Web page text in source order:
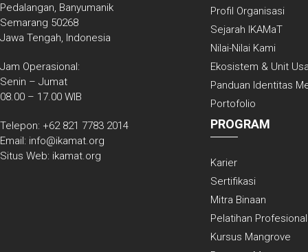
Pedalangan, Banyumanik
Semarang 50268
Jawa Tengah, Indonesia
Jam Operasional:
Senin – Jumat
08.00 – 17.00 WIB
Telepon: +62 821 7783 2014
Email: info@ikamat.org
Situs Web: ikamat.org
Profil Organisasi
Sejarah IKAMaT
Nilai-Nilai Kami
Ekosistem & Unit
Panduan Identitas
Portofolio
PROGRAM
Karier
Sertifikasi
Mitra Binaan
Pelatihan Profesional
Kursus Mangrove